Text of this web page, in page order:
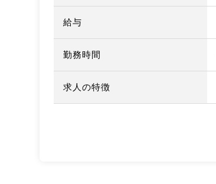
給与
勤務時間
求人の特徴